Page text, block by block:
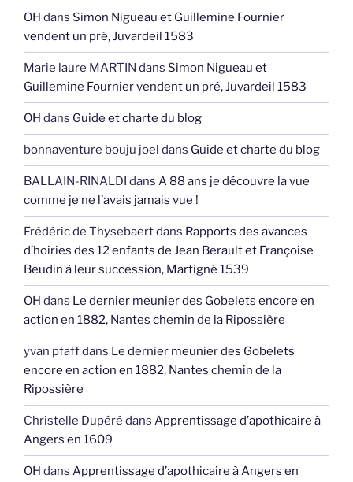
OH dans Simon Nigueau et Guillemine Fournier
vendent un pré, Juvardeil 1583
Marie laure MARTIN dans Simon Nigueau et
Guillemine Fournier vendent un pré, Juvardeil 1583
OH dans Guide et charte du blog
bonnaventure bouju joel dans Guide et charte du blog
BALLAIN-RINALDI dans A 88 ans je découvre la vue
comme je ne l’avais jamais vue !
Frédéric de Thysebaertdans Rapports des avances
d’hoiries des 12 enfants de Jean Berault et Françoise
Beudin à leur succession, Martigné 1539
OH dans Le dernier meunier des Gobelets encore en
action en 1882, Nantes chemin de la Ripossière
yvan pfaffdans Le dernier meunier des Gobelets
encore en action en 1882, Nantes chemin de la
Ripossière
Christelle Dupéré dans Apprentissage d’apothicaire à
Angers en 1609
OH dans Apprentissage d’apothicaire à Angers en